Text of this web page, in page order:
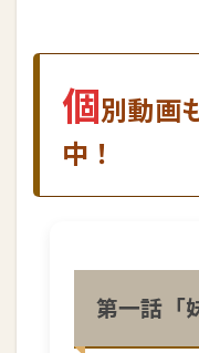
個別動画
中！
第一話「